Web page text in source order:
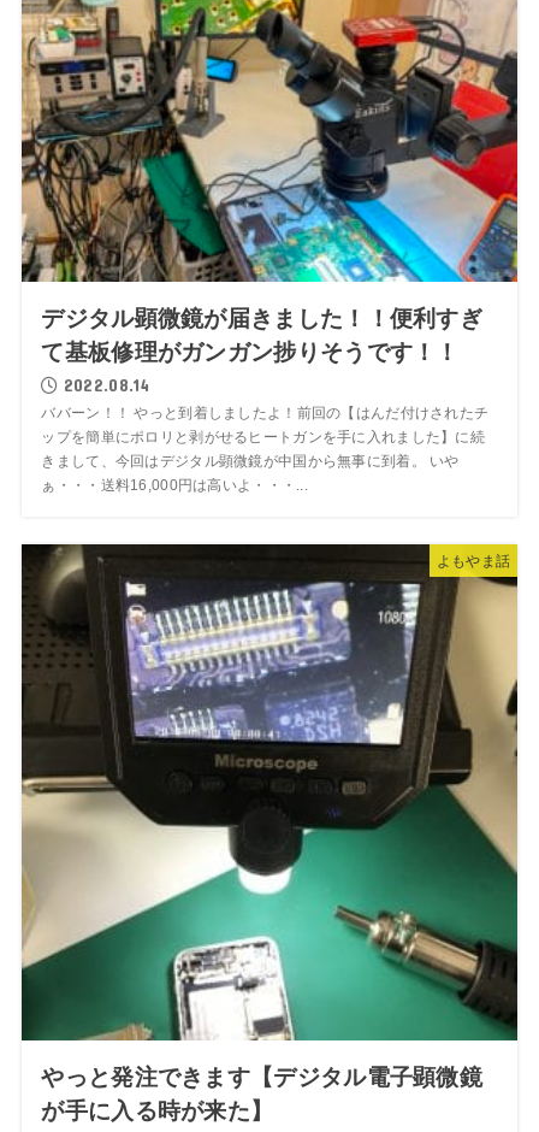
デジタル顕微鏡が届きました！！便利すぎ
て基板修理がガンガン捗りそうです！！
2022.08.14
ババーン！！ やっと到着しましたよ！前回の【はんだ付けされたチ
ップを簡単にポロリと剥がせるヒートガンを手に入れました】に続
きまして、今回はデジタル顕微鏡が中国から無事に到着。 いや
ぁ・・・送料16,000円は高いよ・・・...
よもやま話
やっと発注できます【デジタル電子顕微鏡
が手に入る時が来た】